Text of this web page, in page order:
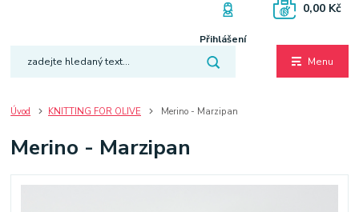
Menu
Přihlášení
0,00 Kč
Úvod KNITTING FOR OLIVE Merino - Marzipan
Merino - Marzipan